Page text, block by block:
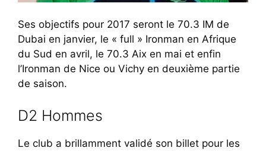
Ses objectifs pour 2017 seront le 70.3 IM de
Dubai en janvier, le « full » Ironman en Afrique
du Sud en avril, le 70.3 Aix en mai et enfin
l’Ironman de Nice ou Vichy en deuxième partie
de saison.
D2 Hommes
Le club a brillamment validé son billet pour les